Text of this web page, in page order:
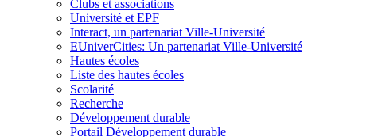
Clubs et associations
Université et EPF
Interact, un partenariat Ville-Université
EUniverCities: Un partenariat Ville-Université
Hautes écoles
Liste des hautes écoles
Scolarité
Recherche
Développement durable
Portail Développement durable